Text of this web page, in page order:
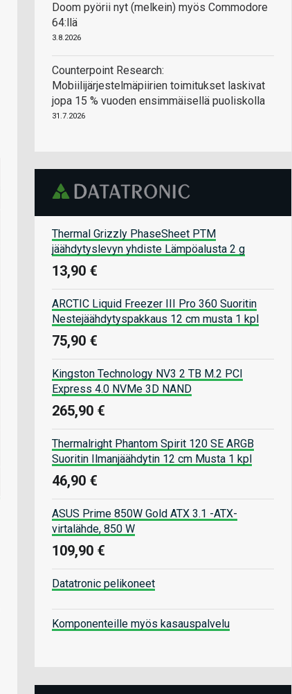
Doom pyörii nyt (melkein) myös Commodore
64:llä
3.8.2026
Counterpoint Research:
Mobiilijärjestelmäpiirien toimitukset laskivat
jopa 15 % vuoden ensimmäisellä puoliskolla
31.7.2026
Thermal Grizzly PhaseSheet PTM
jäähdytyslevyn yhdiste Lämpöalusta 2 g
13,90 €
ARCTIC Liquid Freezer III Pro 360 Suoritin
Nestejäähdytyspakkaus 12 cm musta 1 kpl
75,90 €
Kingston Technology NV3 2 TB M.2 PCI
Express 4.0 NVMe 3D NAND
265,90 €
Thermalright Phantom Spirit 120 SE ARGB
Suoritin Ilmanjäähdytin 12 cm Musta 1 kpl
46,90 €
ASUS Prime 850W Gold ATX 3.1 -ATX-
virtalähde, 850 W
109,90 €
Datatronic pelikoneet
Komponenteille myös kasauspalvelu